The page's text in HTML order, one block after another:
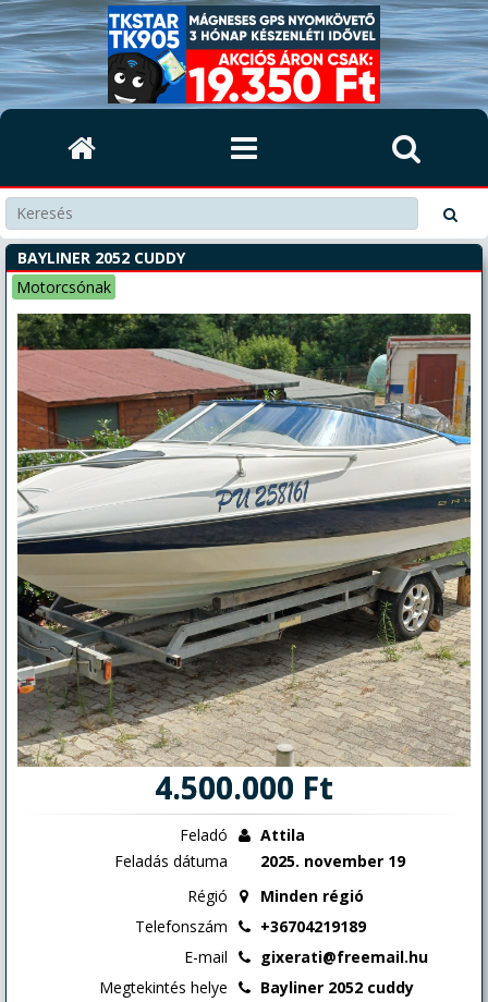
BAYLINER 2052 CUDDY
Motorcsónak
4.500.000 Ft
Feladó
Attila
Feladás dátuma
2025. november 19
Régió
Minden régió
Telefonszám
+36704219189
E-mail
gixerati@freemail.hu
Megtekintés helye
Bayliner 2052 cuddy